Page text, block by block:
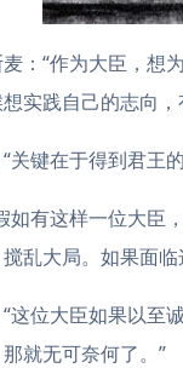
：“作为大臣，想
实践自己的志向
关键在于得到君王
如有这样一位大臣
乱大局。如果面
这位大臣如果以至
就无可奈何了。”